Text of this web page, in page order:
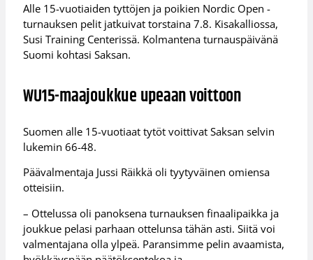
Alle 15-vuotiaiden tyttöjen ja poikien Nordic Open -
turnauksen pelit jatkuivat torstaina 7.8. Kisakalliossa,
Susi Training Centerissä. Kolmantena turnauspäivänä
Suomi kohtasi Saksan.
WU15-maajoukkue upeaan voittoon
Suomen alle 15-vuotiaat tytöt voittivat Saksan selvin
lukemin 66-48.
Päävalmentaja Jussi Räikkä oli tyytyväinen omiensa
otteisiin.
– Ottelussa oli panoksena turnauksen finaalipaikka ja
joukkue pelasi parhaan ottelunsa tähän asti. Siitä voi
valmentajana olla ylpeä. ⁠Paransimme pelin avaamista,